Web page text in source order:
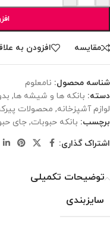
مقایسه افزودن به
شناسه محصول: نامعلوم
دسته: بانکه ها و شیشه ها,
لوازم آشپزخانه, محصولات
برچسب: بانکه حبوبات, جای
اشتراک گذاری:
توضیحات تکمیلی
سایزبندی